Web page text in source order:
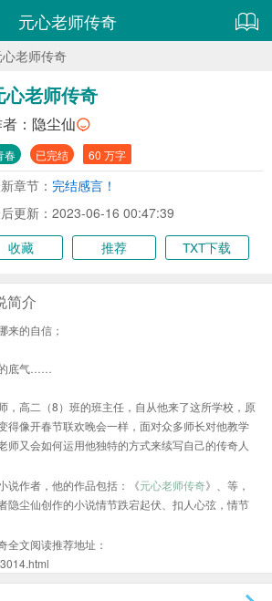
元心老师传奇
心老师传奇
心老师传奇
： 隐尘仙
春 已完结 60 万字
章节： 完结感言！
更新：2023-06-16 00:47:39
收藏 推荐 TXT下载
简介
来的自信；
底气……
，高二（8）班的班主任，自从他来了这所学校，原
得像开春节联欢晚会一样，面对众多师长对他教学
师又会如何运用他独特的方式来续写自己的传奇人
说作者，他的作品包括：《元心老师传奇》、等，
隐尘仙创作的小说情节跌宕起伏、扣人心弦，情节
全文阅读推荐地址：